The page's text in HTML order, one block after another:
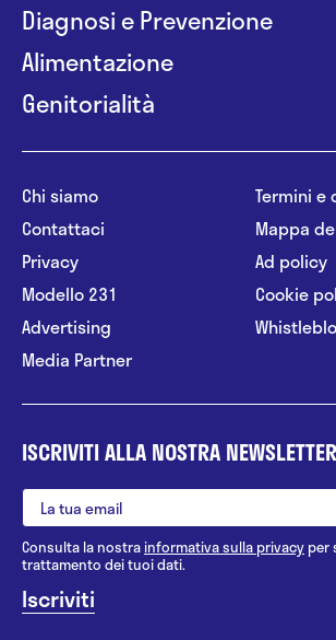
Diagnosi e Prevenzione
Alimentazione
Genitorialità
Chi siamo
Contattaci
Privacy
Modello 231
Advertising
Media Partner
Termini e
Mappa
Ad policy
Cookie
ISCRIVITI ALLA NOSTRA NEWSLETTER
Consulta la nostrainformativa sulla privacy per
trattamento dei tuoi dati.